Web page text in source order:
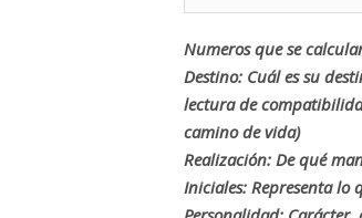
Numeros que se
Destino: Cuál es su
lectura de
camino de vida)
Realización: De qué
Iniciales: Representa lo